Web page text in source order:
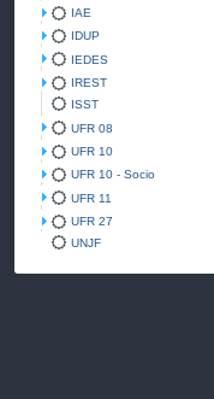
IAE
IDUP
IEDES
IREST
ISST
UFR 08
UFR 10
UFR 10 - Socio
UFR 11
UFR 27
UNJF